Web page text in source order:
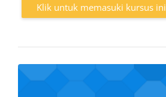
Klik untuk memasuki kursus ini